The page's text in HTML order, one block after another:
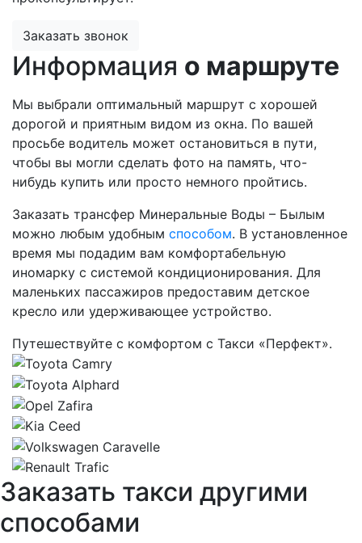
Заказать звонок
Информация о маршруте
Мы выбрали оптимальный маршрут с хорошей
дорогой и приятным видом из окна. По вашей
просьбе водитель может остановиться в пути,
чтобы вы могли сделать фото на память, что-
нибудь купить или просто немного пройтись.
Заказать трансфер Минеральные Воды – Былым
можно любым удобным способом. В установленное
время мы подадим вам комфортабельную
иномарку с системой кондиционирования. Для
маленьких пассажиров предоставим детское
кресло или удерживающее устройство.
Путешествуйте с комфортом с Такси «Перфект».
Заказать такси другими
способами